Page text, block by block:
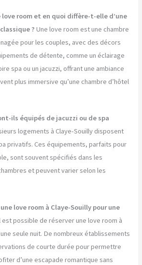
love room et en quoi diffère-t-elle d’une
? Une love room est une chambre
pour les couples, avec des décors
de détente, comme un éclairage
spa ou un jacuzzi, offrant une ambiance
plus immersive qu’une chambre d’hôtel
ils équipés de jacuzzi ou de spa
logements à Claye-Souilly disposent
privatifs. Ces équipements, parfaits pour
sont souvent spécifiés dans les
et peuvent varier selon les
love room à Claye-Souilly pour une
est possible de réserver une love room à
seule nuit. De nombreux établissements
de courte durée pour permettre
d’une escapade romantique sans